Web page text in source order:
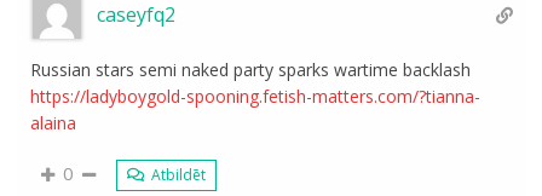
caseyfq2
Russian stars semi naked party sparks wartime backlash
https://ladyboygold-spooning.fetish-matters.com/?tianna-
alaina
0 Atbildēt